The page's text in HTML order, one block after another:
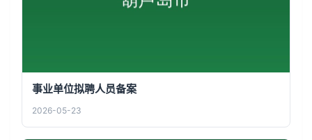
事业单位拟聘人员备案
2026-05-23